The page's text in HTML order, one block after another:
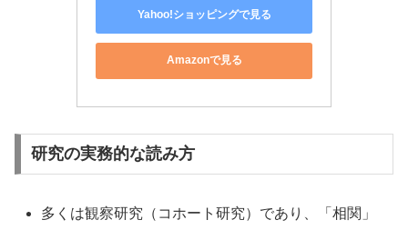
Yahoo!ショッピングで見る
Amazonで見る
研究の実務的な読み方
多くは観察研究（コホート研究）であり、「相関」